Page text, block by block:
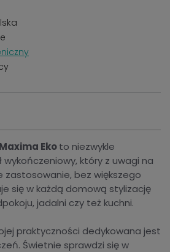
Maxima Ekoto niezwykle
który z uwagi na
zastosowanie, bez większego
się w każdą domową stylizację
jadalni czy też kuchni.
praktyczności dedykowana jest
Świetnie sprawdzi się w